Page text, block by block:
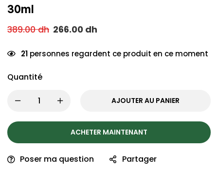
30ml
389.00dh 266.00 dh
21 personnes regardent ce produit en ce moment
Quantité
AJOUTER AU PANIER
ACHETER MAINTENANT
Poser ma question Partager